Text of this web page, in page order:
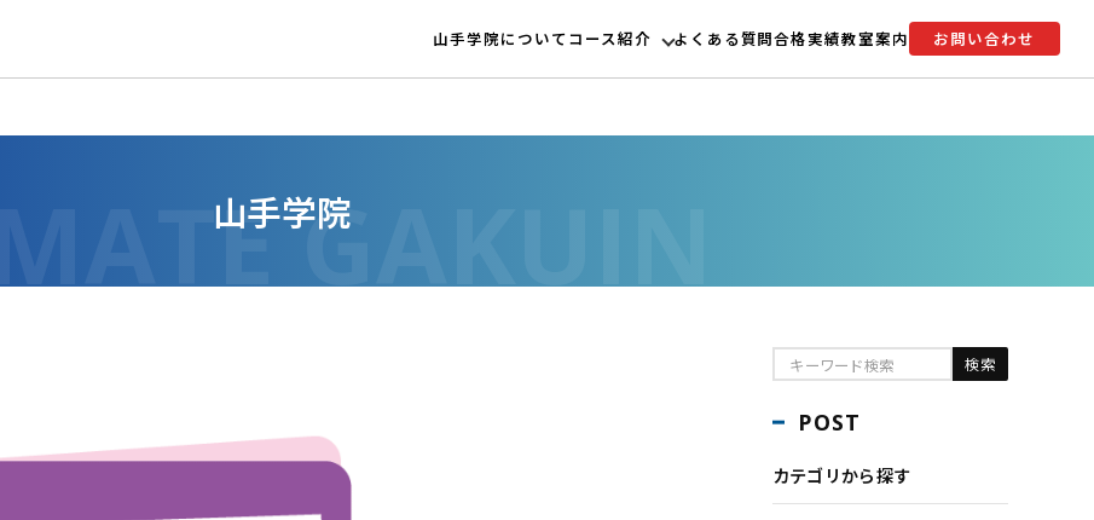
山手学院についてコース紹介 よくある質問合格実績教室案内 お問い合わせ
山手学院
POST
カテゴリから探す